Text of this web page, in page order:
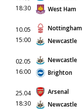
18:30
West Ham
10.05
15:00
Nottingham
Newcastle
02.05
16:00
Newcastle
Brighton
25.04
18:30
Arsenal
Newcastle